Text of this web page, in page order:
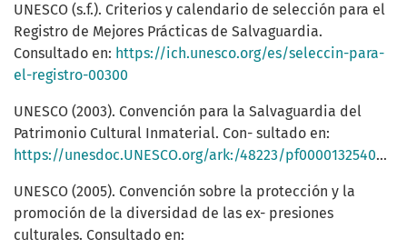
UNESCO (s.f.). Criterios y calendario de selección para el
Registro de Mejores Prácticas de Salvaguardia.
Consultado en: https://ich.unesco.org/es/seleccin-para-
el-registro-00300
UNESCO (2003). Convención para la Salvaguardia del
Patrimonio Cultural Inmaterial. Con- sultado en:
https://unesdoc.UNESCO.org/ark:/48223/pf0000132540_spa.locale=es
UNESCO (2005). Convención sobre la protección y la
promoción de la diversidad de las ex- presiones
culturales. Consultado en: